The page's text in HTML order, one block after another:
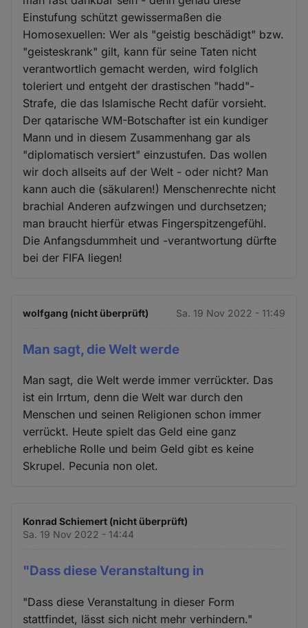
Einstufung schützt gewissermaßen die
Homosexuellen: Wer als "geistig beschädigt" bzw.
"geisteskrank" gilt, kann für seine Taten nicht
verantwortlich gemacht werden, wird folglich
toleriert und entgeht der drastischen "hadd"-
Strafe, die das Islamische Recht dafür vorsieht.
Der qatarische WM-Botschafter ist ein kundiger
Mann und in diesem Zusammenhang gar als
"diplomatisch versiert" einzustufen. Das wollen
wir doch allseits auf der Welt - oder nicht? Man
kann auch die (säkularen!) Menschenrechte nicht
brachial Anderen aufzwingen und durchsetzen;
man braucht hierfür etwas Fingerspitzengefühl.
Die Anfangsdummheit und -verantwortung dürfte
bei der FIFA liegen!
wolfgang (nicht überprüft) Sa. 19 Nov 2022 - 11:49
Man sagt, die Welt werde
Man sagt, die Welt werde immer verrückter. Das
ist ein Irrtum, denn die Welt war durch den
Menschen und seinen Religionen schon immer
verrückt. Heute spielt das Geld eine ganz
erhebliche Rolle und beim Geld gibt es keine
Skrupel. Pecunia non olet.
Konrad Schiemert (nicht überprüft)
Sa. 19 Nov 2022 - 14:44
"Dass diese Veranstaltung in
"Dass diese Veranstaltung in dieser Form
stattfindet, lässt sich nicht mehr verhindern."